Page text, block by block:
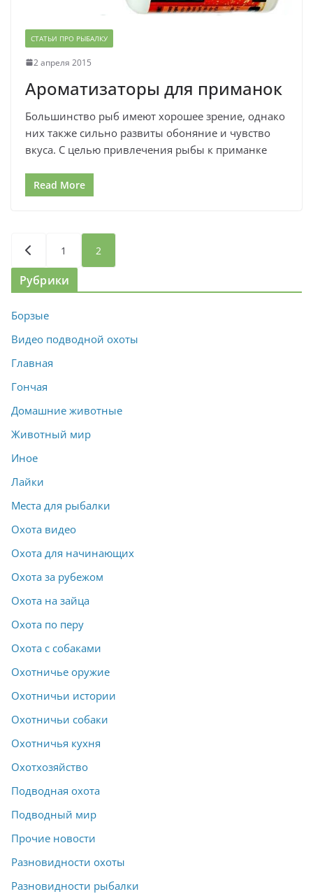
СТАТЬИ ПРО РЫБАЛКУ
2 апреля 2015
Ароматизаторы для приманок
Большинство рыб имеют хорошее зрение, однако
них также сильно развиты обоняние и чувство
вкуса. С целью привлечения рыбы к приманке
Read More
Пагинация
записей
1 2
Рубрики
Борзые
Видео подводной охоты
Главная
Гончая
Домашние животные
Животный мир
Иное
Лайки
Места для рыбалки
Охота видео
Охота для начинающих
Охота за рубежом
Охота на зайца
Охота по перу
Охота с собаками
Охотничье оружие
Охотничьи истории
Охотничьи собаки
Охотничья кухня
Охотхозяйство
Подводная охота
Подводный мир
Прочие новости
Разновидности охоты
Разновидности рыбалки